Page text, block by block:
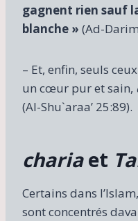
gagnent rien sauf
blanche » (Ad-
– Et, enfin, seuls
un cœur pur et sain,
(Al-Shu`araa’ 25:89).
charia et
Certains dans
sont concentrés